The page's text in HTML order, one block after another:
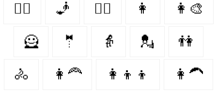
👩‍✈️ 🧞‍ 👩‍⚖️ 👩‍ 👩‍🎨
🦸‍ 🤵‍ 👵 💂 👫
🚴‍ 👩‍🦰 👩‍👦‍👦 👩‍🦱